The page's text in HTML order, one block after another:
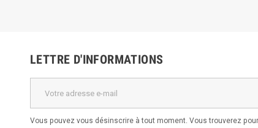
LETTRE D'INFORMATIONS
Vous pouvez vous désinscrire à tout moment. Vous trouverez